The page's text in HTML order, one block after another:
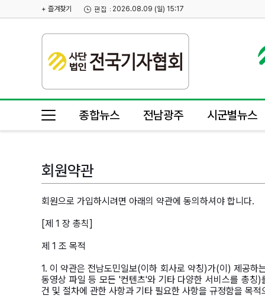
+ 즐겨찾기 2026.08.09 (일) 15:17
종합뉴스 전남광주 시군별뉴스
회원약관
회원으로 가입하시려면 아래의 약관에 동의하셔야 합니다.
[제 1 장 총칙]
제 1 조 목적
1. 이 약관은 전남도민일보(이하 회사로 약칭)가(이) 제공하
동영상 파일 등 모든 '컨텐츠'와 기타 다양한 서비스를 총
건 및 절차에 관한 사항과 기타 필요한 사항을 규정함을 목적